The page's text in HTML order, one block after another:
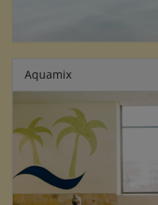
Aquamix